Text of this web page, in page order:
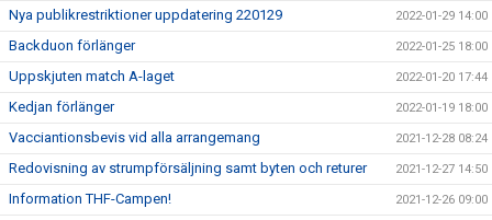
Nya publikrestriktioner uppdatering 220129 2022-01-29 14:00
Backduon förlänger 2022-01-25 18:00
Uppskjuten match A-laget 2022-01-20 17:44
Kedjan förlänger 2022-01-19 18:00
Vacciantionsbevis vid alla arrangemang 2021-12-28 08:24
Redovisning av strumpförsäljning samt byten och returer 2021-12-27 14:50
Information THF-Campen! 2021-12-26 09:00